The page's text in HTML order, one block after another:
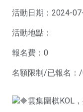
活動日期：2024-
活動地點：
報名費：0
名額限制/已報名：
雲集圍棋KOL